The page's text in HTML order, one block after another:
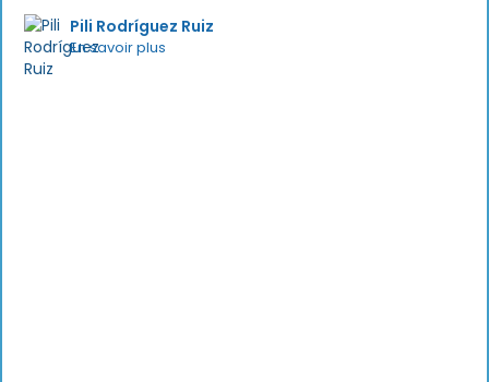
Pili Rodríguez Ruiz
En savoir plus